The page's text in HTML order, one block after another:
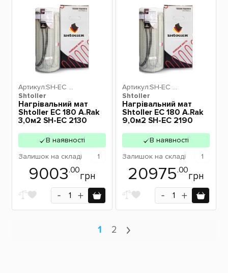
Shtoller
Артикул:SH-EC 2
Нагрівальний мат
Shtoller EC 180 A.Rak
3,0м2 SH-EC 2130
В наявності
Залишок на складі 1
9003.00
грн
Shtoller
Артикул:SH-EC 2
Нагрівальний мат
Shtoller EC 180 A.Rak
9,0м2 SH-EC 2190
В наявності
Залишок на складі 1
20975.00
грн
1 2